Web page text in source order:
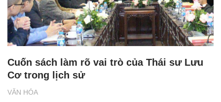
VĂN HÓA
Cuốn sách làm rõ vai trò của Thái sư Lưu
Cơ trong lịch sử